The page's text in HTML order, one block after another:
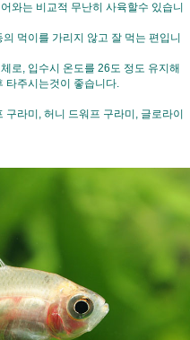
와는 비교적 무난히 사육할수 있습니
먹이를 가리지 않고 잘 먹는 편입니
로, 입수시 온도를 26도 정도 유지해
타주시는것이 좋습니다.
구라미, 허니 드워프 구라미, 글로라이